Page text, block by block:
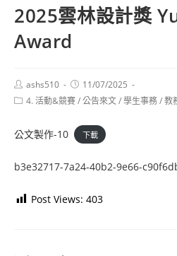
2025雲林設計獎
Award
Post
author:
ashs510
Post
published:
11/07/2025
Post4. 活動&競賽/公告來文/學生事務/教
公文製作-10 下載
b3e32717-7a24-40b2-9e66-
Post Views: 403